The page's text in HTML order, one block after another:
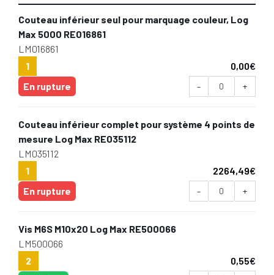
Couteau inférieur seul pour marquage couleur, Log
Max 5000 RE016861
LM016861
1
0,00€
En rupture
- +
Couteau inférieur complet pour système 4 points de
mesure Log Max RE035112
LM035112
1
2264,49€
En rupture
- +
Vis M6S M10x20 Log Max RE500066
LM500066
2
0,55€